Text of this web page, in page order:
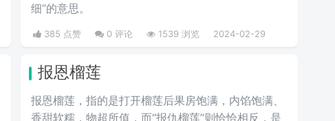
细”的意思。
385 点赞 0 评论 1539 浏览 2024-02-29
报恩榴莲
报恩榴莲，指的是打开榴莲后果房饱满，内馅饱满、
香甜软糯，物超所值，而“报仇榴莲”则恰恰相反，是